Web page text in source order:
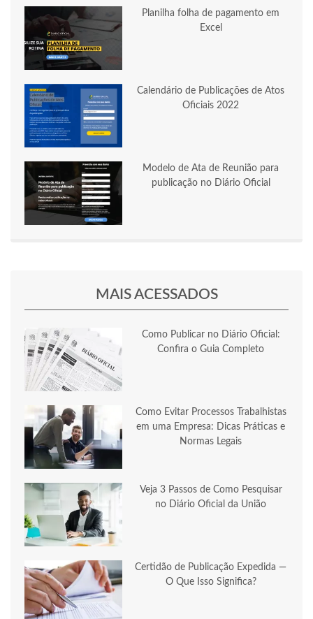
Planilha folha de pagamento em
Excel
Calendário de Publicações de Atos
Oficiais 2022
Modelo de Ata de Reunião para
publicação no Diário Oficial
MAIS ACESSADOS
Como Publicar no Diário Oficial:
Confira o Guia Completo
Como Evitar Processos Trabalhistas
em uma Empresa: Dicas Práticas e
Normas Legais
Veja 3 Passos de Como Pesquisar
no Diário Oficial da União
Certidão de Publicação Expedida —
O Que Isso Significa?